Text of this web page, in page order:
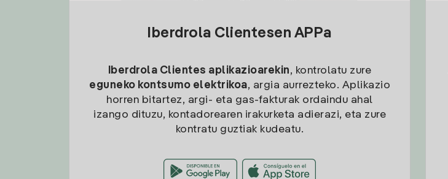
Iberdrola Clientesen APPa
Iberdrola Clientes aplikazioarekin, kontrolatu zure
eguneko kontsumo elektrikoa, argia aurrezteko. Aplikazio
horren bitartez, argi- eta gas-fakturak ordaindu ahal
izango dituzu, kontadorearen irakurketa adierazi, eta zure
kontratu guztiak kudeatu.